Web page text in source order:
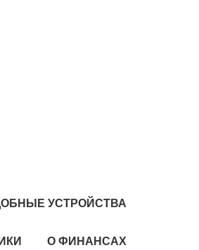
УСТРОЙСТВА
О ФИНАНСАХ